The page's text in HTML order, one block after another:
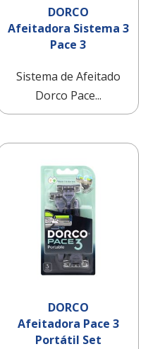
DORCO
Afeitadora Sistema 3
Pace 3
Sistema de Afeitado
Dorco Pace...
DORCO
Afeitadora Pace 3
Portátil Set